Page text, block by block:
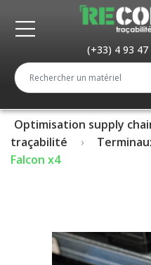
(+33) 4 93 47
Optimisation supply
traçabilité
Falcon x4